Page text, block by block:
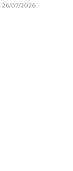
26/07/2026